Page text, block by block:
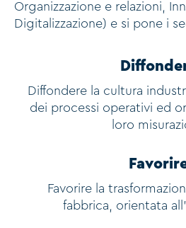
Organizzazione e relazioni,
Digitalizzazione) e si pone i
Diffondere la cultura
dei processi operativi ed
loro
Favorire la
fabbrica, orientata